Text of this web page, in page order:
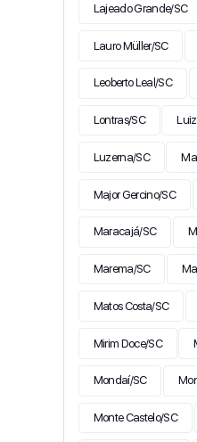
Lajeado Grande/SC
Lauro Müller/SC
Leoberto Leal/SC
Lontras/SC
Luzerna/SC
Major Gercino/SC
Maracajá/SC
Marema/SC
Matos Costa/SC
Mirim Doce/SC
Mondaí/SC
Monte Castelo/SC